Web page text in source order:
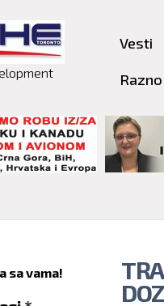
Vesti
Razno
sa vama!